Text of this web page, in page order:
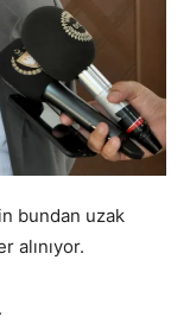
bundan uzak
alınıyor.